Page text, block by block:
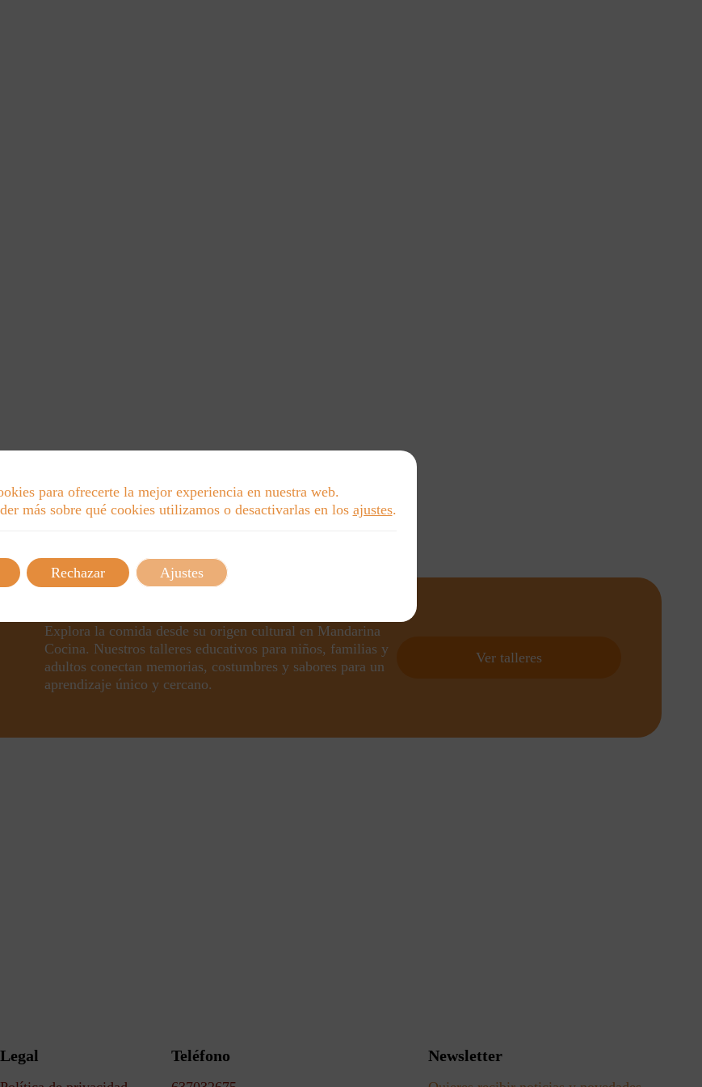
Explora la comida desde su origen cultural en Mandarina
Cocina. Nuestros talleres educativos para niños, familias y
adultos conectan memorias, costumbres y sabores para un
aprendizaje único y cercano.
Ver talleres
Legal Teléfono Newsletter
para ofrecerte la mejor experiencia en nuestra web.
más sobre qué cookies utilizamos o desactivarlas en los ajustes.
Rechazar Ajustes